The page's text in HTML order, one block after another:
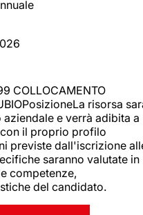
COLLOCAMENTO
risorsa
e verrà adibita a
il proprio profilo
previste dall'iscrizione
saranno valutate in
competenze,
del candidato.